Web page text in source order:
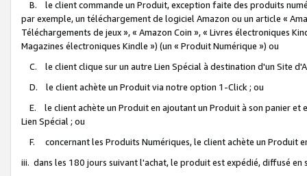
B. le client commande un Produit, exception faite des produits
par exemple, un téléchargement de logiciel Amazon ou un article «
Téléchargements de jeux », « Amazon Coin », « Livres électroniques
Magazines électroniques Kindle ») (un « Produit Numérique ») ou
C. le client clique sur un autre Lien Spécial à destination d'un Site
D. le client achète un Produit via notre option 1-Click ; ou
E. le client achète un Produit en ajoutant un Produit à son panier et
Lien Spécial ; ou
F. concernant les Produits Numériques, le client achète un Produit
iii. dans les 180 jours suivant l'achat, le produit est expédié, diffusé